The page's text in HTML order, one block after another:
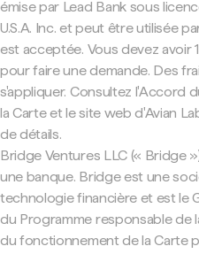
émise par Lead Bank sous
U.S.A. Inc. et peut être utilisée
est acceptée. Vous devez avoir
pour faire une demande. Des
s'appliquer. Consultez l'Accord
la Carte et le site web d'Avian
de détails.
Bridge Ventures LLC (« Bridge
une banque. Bridge est une
technologie financière et est le
du Programme responsable de
du fonctionnement de la Carte